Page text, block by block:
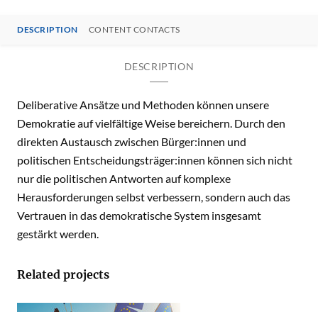
DESCRIPTION CONTENT CONTACTS
DESCRIPTION
Deliberative Ansätze und Methoden können unsere
Demokratie auf vielfältige Weise bereichern. Durch den
direkten Austausch zwischen Bürger:innen und
politischen Entscheidungsträger:innen können sich nicht
nur die politischen Antworten auf komplexe
Herausforderungen selbst verbessern, sondern auch das
Vertrauen in das demokratische System insgesamt
gestärkt werden.
Related projects